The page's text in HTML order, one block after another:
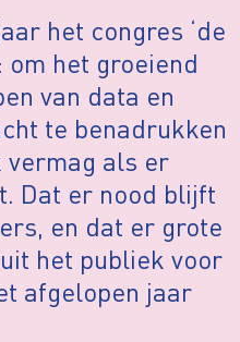
het congres ‘de
om het groeiend
van data en
te benadrukken
als er
Dat er nood blijft
en dat er grote
het publiek voor
afgelopen jaar